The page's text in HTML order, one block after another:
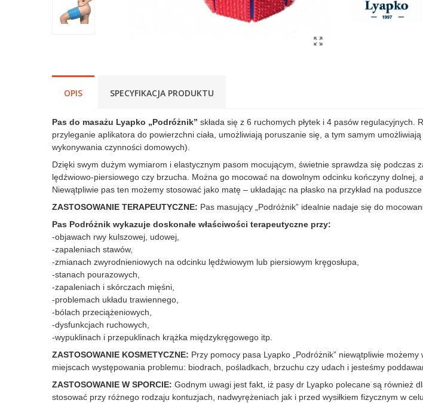
OPIS SPECYFIKACJA PRODUKTU
Pas do masażu Lyapko „Podróżnik” składa się z 6 ruchomych płytek i 4 pasów
przyleganie aplikatora do powierzchni ciała, umożliwiają poruszanie się, a tym samym
wykonywania czynności domowych).
Dzięki swym dużym wymiarom i elastycznym pasom mocującym, świetnie sprawdza się podczas
lędźwiowo-piersiowego czy brzucha. Można go mocować na dowolnym odcinku kończyny
Niewątpliwie pas ten możemy stosować jako matę – układając na płasko na przykład na
ZASTOSOWANIE TERAPEUTYCZNE: Pas masujący „Podróżnik” idealnie nadaje się do
Pas Podróżnik wykazuje doskonałe właściwości terapeutyczne przy:
-objawach rwy kulszowej, udowej,
-zapaleniach stawów,
-zmianach zwyrodnieniowych na odcinku lędźwiowym lub piersiowym kręgosłupa,
-stanach pourazowych,
-zapaleniach i skórczach mięśni,
-problemach układu trawiennego,
-bólach przeciążeniowych,
-dysfunkcjach ruchowych,
-wypuklinach i przepuklinach krążka międzykręgowego itp.
ZASTOSOWANIE KOSMETYCZNE: Przy pomocy pasa Lyapko „Podróżnik” niewątpliwie
miejscach występowania problemu: biodrach, pośladkach, brzuchu czy udach i jesteśmy
ZASTOSOWANIE W SPORCIE: Godnym uwagi jest fakt, iż pasy dr Lyapko polecane są również
stosować przy różnego rodzaju kontuzjach, nadwyrężeniach jak i przed wysiłkiem fizycznym w